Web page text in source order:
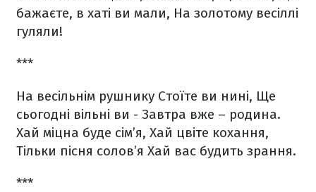
бажаєте, в хаті ви мали, На золотому весіллі
гуляли!
***
На весільнім рушнику Стоїте ви нині, Ще
сьогодні вільні ви - Завтра вже – родина.
Хай міцна буде сім’я, Хай цвіте кохання,
Тільки пісня солов’я Хай вас будить зрання.
***